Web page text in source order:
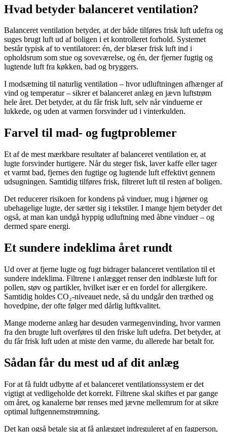
Hvad betyder balanceret ventilation?
Balanceret ventilation betyder, at der både tilføres frisk luft udefra og
suges brugt luft ud af boligen i et kontrolleret forhold. Systemet
består typisk af to ventilatorer: én, der blæser frisk luft ind i
opholdsrum som stue og soveværelse, og én, der fjerner fugtig og
lugtende luft fra køkken, bad og bryggers.
I modsætning til naturlig ventilation – hvor udluftningen afhænger af
vind og temperatur – sikrer et balanceret anlæg en jævn luftstrøm
hele året. Det betyder, at du får frisk luft, selv når vinduerne er
lukkede, og uden at varmen forsvinder ud i vinterkulden.
Farvel til mad- og fugtproblemer
Et af de mest mærkbare resultater af balanceret ventilation er, at
lugte forsvinder hurtigere. Når du steger fisk, laver kaffe eller tager
et varmt bad, fjernes den fugtige og lugtende luft effektivt gennem
udsugningen. Samtidig tilføres frisk, filtreret luft til resten af boligen.
Det reducerer risikoen for kondens på vinduer, mug i hjørner og
ubehagelige lugte, der sætter sig i tekstiler. I mange hjem betyder det
også, at man kan undgå hyppig udluftning med åbne vinduer – og
dermed spare energi.
Et sundere indeklima året rundt
Ud over at fjerne lugte og fugt bidrager balanceret ventilation til et
sundere indeklima. Filtrene i anlægget renser den indblæste luft for
pollen, støv og partikler, hvilket især er en fordel for allergikere.
Samtidig holdes CO₂-niveauet nede, så du undgår den træthed og
hovedpine, der ofte følger med dårlig luftkvalitet.
Mange moderne anlæg har desuden varmegenvinding, hvor varmen
fra den brugte luft overføres til den friske luft udefra. Det betyder, at
du får frisk luft uden at miste den varme, du allerede har betalt for.
Sådan får du mest ud af dit anlæg
For at få fuldt udbytte af et balanceret ventilationssystem er det
vigtigt at vedligeholde det korrekt. Filtrene skal skiftes et par gange
om året, og kanalerne bør renses med jævne mellemrum for at sikre
optimal luftgennemstrømning.
Det kan også betale sig at få anlægget indreguleret af en fagperson,